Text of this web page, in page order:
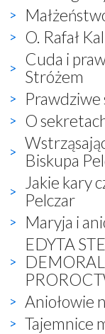
O. Rafał
Cuda i
Stróżem
Prawdziwe
O
Biskupa
Jakie kary
Pelczar
Maryja i
EDYTA
Aniołowie
Tajemnice